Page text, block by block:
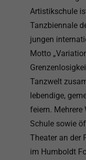
Artistikschule
Tanzbiennale
jungen
Motto
Tanzwelt
lebendige,
feiern. Mehrere
Schule sowie
Theater an der
im Humboldt